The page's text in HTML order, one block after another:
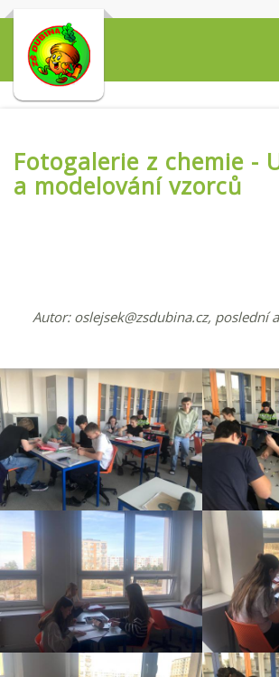
Fotogalerie z chemie -
a modelování vzorců
Autor: oslejsek@zsdubina.cz, poslední